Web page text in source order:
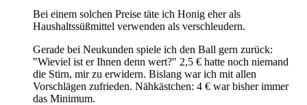
Bei einem solchen Preise täte ich Honig eher als
Haushaltssüßmittel verwenden als verschleudern.
Gerade bei Neukunden spiele ich den Ball gern zurück:
"Wieviel ist er Ihnen denn wert?" 2,5 € hatte noch niemand
die Stirn, mir zu erwidern. Bislang war ich mit allen
Vorschlägen zufrieden. Nähkästchen: 4 € war bisher immer
das Minimum.